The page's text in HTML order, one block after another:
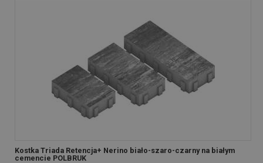
Kostka Triada Retencja+ Nerino biało-szaro-czarny na białym
cemencie POLBRUK